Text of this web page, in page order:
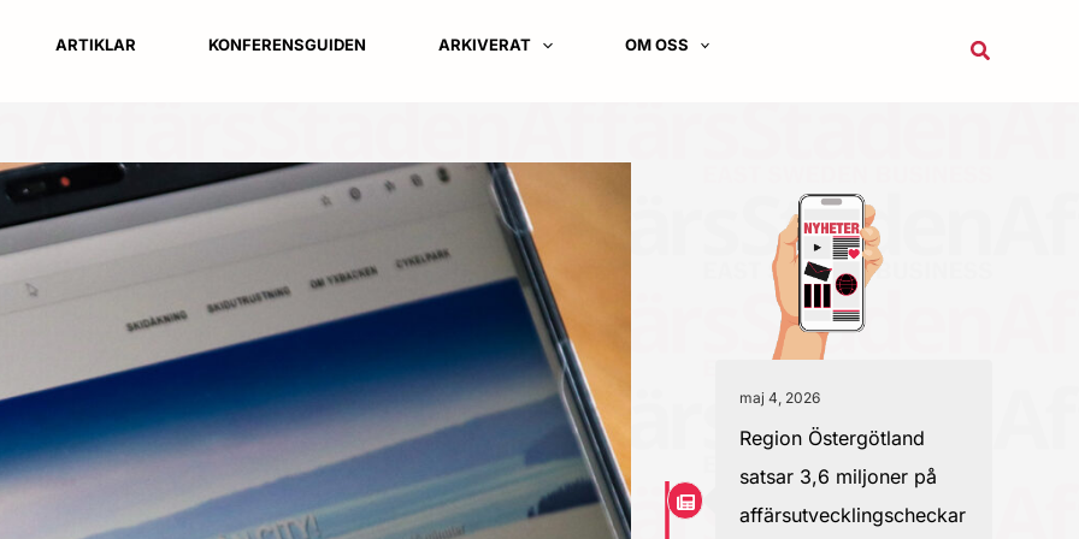
ARTIKLAR KONFERENSGUIDEN ARKIVERAT OM OSS Sök
maj 4, 2026
Region Östergötland
satsar 3,6 miljoner på
affärsutvecklingscheckar